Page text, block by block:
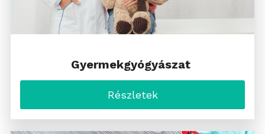
Gyermekgyógyászat
Részletek